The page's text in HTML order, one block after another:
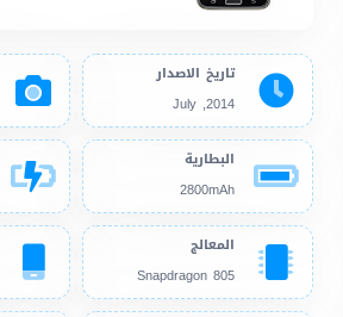
تاريخ الاصدار
2014, July
البطارية
2800mAh
المعالج
Snapdragon 805